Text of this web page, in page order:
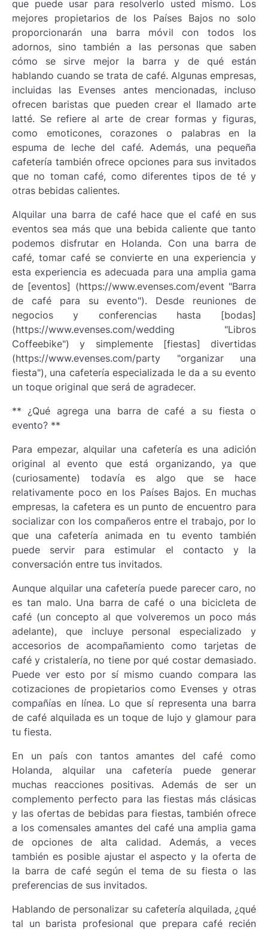
que puede usar para resolverlo usted mismo. Los
mejores propietarios de los Países Bajos no solo
proporcionarán una barra móvil con todos los
adornos, sino también a las personas que saben
cómo se sirve mejor la barra y de qué están
hablando cuando se trata de café. Algunas empresas,
incluidas las Evenses antes mencionadas, incluso
ofrecen baristas que pueden crear el llamado arte
latté. Se refiere al arte de crear formas y figuras,
como emoticones, corazones o palabras en la
espuma de leche del café. Además, una pequeña
cafetería también ofrece opciones para sus invitados
que no toman café, como diferentes tipos de té y
otras bebidas calientes.
Alquilar una barra de café hace que el café en sus
eventos sea más que una bebida caliente que tanto
podemos disfrutar en Holanda. Con una barra de
café, tomar café se convierte en una experiencia y
esta experiencia es adecuada para una amplia gama
de [eventos] (https://www.evenses.com/event "Barra
de café para su evento"). Desde reuniones de
negocios y conferencias hasta [bodas]
(https://www.evenses.com/wedding "Libros
Coffeebike") y simplemente [fiestas] divertidas
(https://www.evenses.com/party "organizar una
fiesta"), una cafetería especializada le da a su evento
un toque original que será de agradecer.
** ¿Qué agrega una barra de café a su fiesta o
evento? **
Para empezar, alquilar una cafetería es una adición
original al evento que está organizando, ya que
(curiosamente) todavía es algo que se hace
relativamente poco en los Países Bajos. En muchas
empresas, la cafetera es un punto de encuentro para
socializar con los compañeros entre el trabajo, por lo
que una cafetería animada en tu evento también
puede servir para estimular el contacto y la
conversación entre tus invitados.
Aunque alquilar una cafetería puede parecer caro, no
es tan malo. Una barra de café o una bicicleta de
café (un concepto al que volveremos un poco más
adelante), que incluye personal especializado y
accesorios de acompañamiento como tarjetas de
café y cristalería, no tiene por qué costar demasiado.
Puede ver esto por sí mismo cuando compara las
cotizaciones de propietarios como Evenses y otras
compañías en línea. Lo que sí representa una barra
de café alquilada es un toque de lujo y glamour para
tu fiesta.
En un país con tantos amantes del café como
Holanda, alquilar una cafetería puede generar
muchas reacciones positivas. Además de ser un
complemento perfecto para las fiestas más clásicas
y las ofertas de bebidas para fiestas, también ofrece
a los comensales amantes del café una amplia gama
de opciones de alta calidad. Además, a veces
también es posible ajustar el aspecto y la oferta de
la barra de café según el tema de su fiesta o las
preferencias de sus invitados.
Hablando de personalizar su cafetería alquilada, ¿qué
tal un barista profesional que prepara café recién